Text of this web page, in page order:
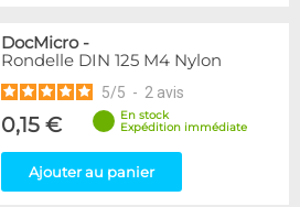
DocMicro-
Rondelle DIN 125 M4 Nylon
5/5 - 2 avis
0,15 €
En stock
Expédition immédiate
Ajouter au panier